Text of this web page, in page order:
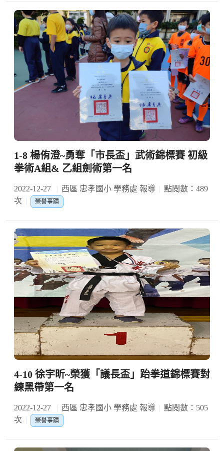
1-8 楊侑澄~勇奪「市長盃」武術錦標賽 初級
拳術A組& 乙組劍術第一名
2022-12-27 西區 忠孝國小 學務處 報導
點閱數：489
次
榮譽事蹟
4-10 徐宇昕~榮獲「議長盃」跆拳道錦標賽對
練黑帶第一名
2022-12-27 西區 忠孝國小 學務處 報導
點閱數：505
次
榮譽事蹟